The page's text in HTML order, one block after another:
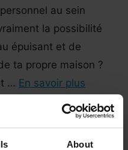
About
au sein
la possibilité
épuisant et de
ta propre maison ?
… En savoir plus